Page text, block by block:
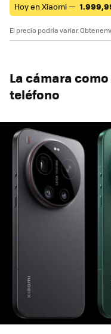
Hoy en Xiaomi —
El precio podría variar.
La cámara
teléfono